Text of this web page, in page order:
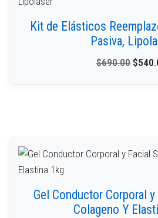
Kit de Elásticos
Pasiva,
$690.00 $
Gel Conductor Corporal
Colageno Y